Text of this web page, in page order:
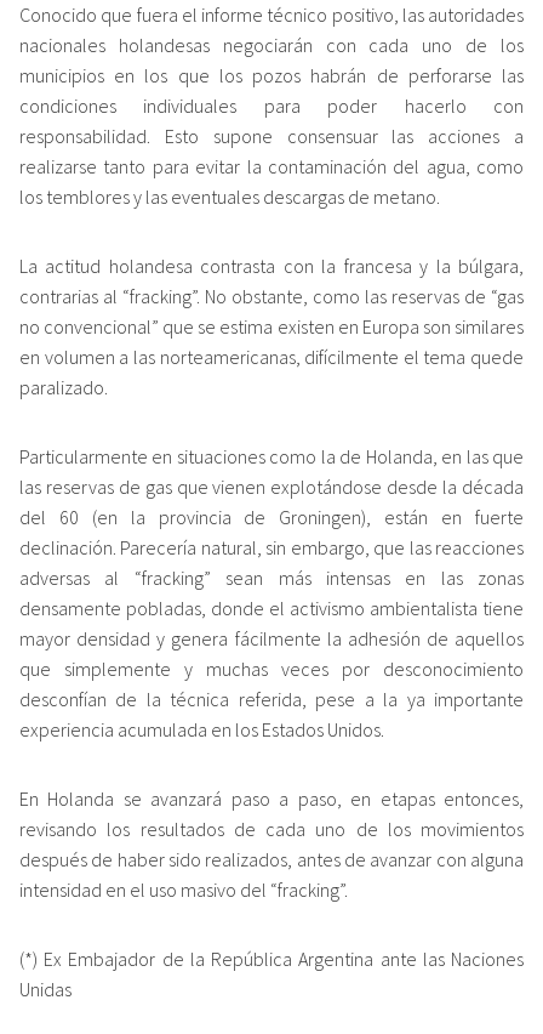
Conocido que fuera el informe técnico positivo, las autoridades
nacionales holandesas negociarán con cada uno de los
municipios en los que los pozos habrán de perforarse las
condiciones individuales para poder hacerlo con
responsabilidad. Esto supone consensuar las acciones a
realizarse tanto para evitar la contaminación del agua, como
los temblores y las eventuales descargas de metano.
La actitud holandesa contrasta con la francesa y la búlgara,
contrarias al “fracking”. No obstante, como las reservas de “gas
no convencional” que se estima existen en Europa son similares
en volumen a las norteamericanas, difícilmente el tema quede
paralizado.
Particularmente en situaciones como la de Holanda, en las que
las reservas de gas que vienen explotándose desde la década
del 60 (en la provincia de Groningen), están en fuerte
declinación. Parecería natural, sin embargo, que las reacciones
adversas al “fracking” sean más intensas en las zonas
densamente pobladas, donde el activismo ambientalista tiene
mayor densidad y genera fácilmente la adhesión de aquellos
que simplemente y muchas veces por desconocimiento
desconfían de la técnica referida, pese a la ya importante
experiencia acumulada en los Estados Unidos.
En Holanda se avanzará paso a paso, en etapas entonces,
revisando los resultados de cada uno de los movimientos
después de haber sido realizados, antes de avanzar con alguna
intensidad en el uso masivo del “fracking”.
(*) Ex Embajador de la República Argentina ante las Naciones
Unidas